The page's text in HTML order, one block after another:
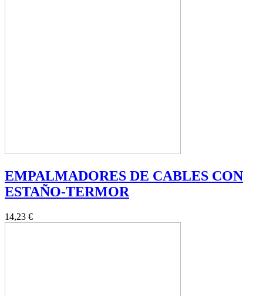
EMPALMADORES DE CABLES CON
ESTAÑO-TERMOR
14,23 €